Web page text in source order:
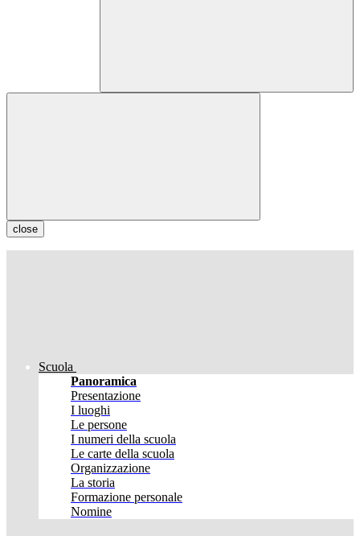
close
Scuola
Panoramica
Presentazione
I luoghi
Le persone
I numeri della scuola
Le carte della scuola
Organizzazione
La storia
Formazione personale
Nomine